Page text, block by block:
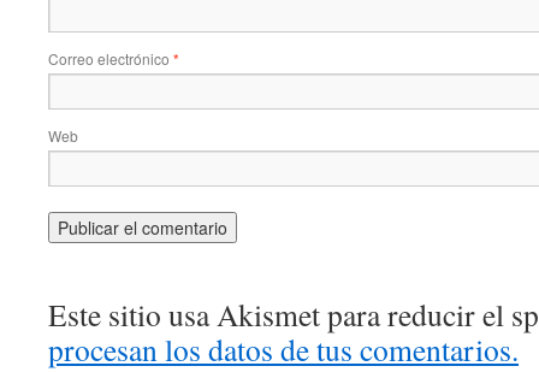
Correo electrónico *
Web
Este sitio usa Akismet para reducir el
procesan los datos de tus comentarios.